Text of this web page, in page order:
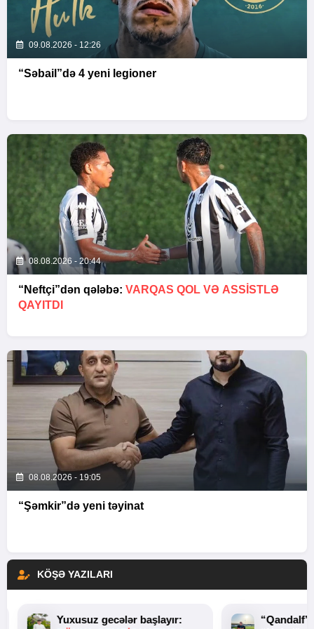
09.08.2026 - 12:26
“Səbail”də 4 yeni legioner
08.08.2026 - 20:44
“Neftçi”dən qələbə: VARQAS QOL VƏ ASSİSTLƏ
QAYITDI
08.08.2026 - 19:05
“Şəmkir”də yeni təyinat
KÖŞƏ YAZILARI
Yuxusuz gecələr başlayır: